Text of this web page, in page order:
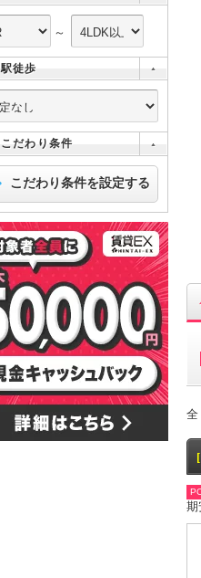
～
駅徒歩
こだわり条件
こだわり条件を設定する
全
期